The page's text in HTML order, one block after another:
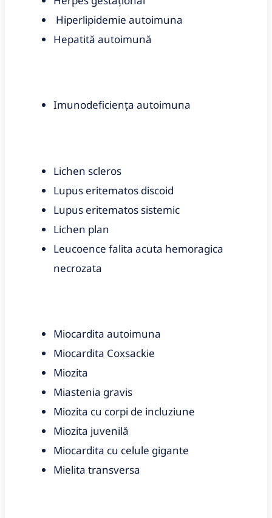
Hiperlipidemie autoimuna
Hepatită autoimună
Imunodeficiența autoimuna
Lichen scleros
Lupus eritematos discoid
Lupus eritematos sistemic
Lichen plan
Leucoence falita acuta hemoragica
necrozata
Miocardita autoimuna
Miocardita Coxsackie
Miozita
Miastenia gravis
Miozita cu corpi de incluziune
Miozita juvenilă
Miocardita cu celule gigante
Mielita transversa